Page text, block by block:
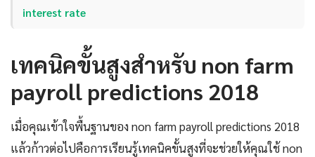
interest rate
เทคนิคขั้นสูงสำหรับ non farm
payroll predictions 2018
เมื่อคุณเข้าใจพื้นฐานของ non farm payroll predictions 2018
แล้วก้าวต่อไปคือการเรียนรู้เทคนิคขั้นสูงที่จะช่วยให้คุณใช้ non